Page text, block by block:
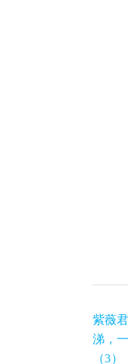
紫薇
涕，
（3）